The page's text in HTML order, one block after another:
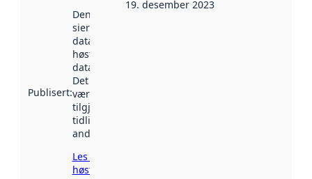
Publisert:
Denne datoen
sier når
datasettet ble
høstet av
data.norge.no.
Det kan ha
vært
tilgjengelig
tidligere
andre steder.
Les mer om
høsting her
19. desember 2023